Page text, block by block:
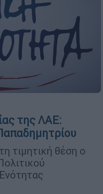
της ΛΑΕ:
τιμητική θέση ο